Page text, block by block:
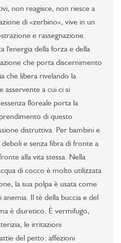
non reagisce, non riesce a
di «zerbino», vive in un
e rassegnazione.
l'energia della forza e della
che porta discernimento
che libera rivelando la
asservente a cui ci si
floreale porta la
di questo
distruttiva. Per bambini e
e senza fibra di fronte a
alla vita stessa. Nella
di cocco è molto utilizzata
la sua polpa è usata come
Il tè della buccia e del
è diuretico. È vermifugo,
le irritazioni
del petto: affezioni